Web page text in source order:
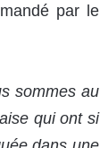
par le
sommes au
qui ont si